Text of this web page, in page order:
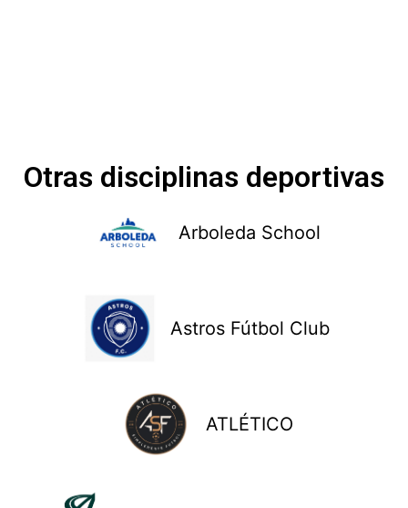
Otras disciplinas deportivas
Arboleda School
Astros Fútbol Club
ATLÉTICO